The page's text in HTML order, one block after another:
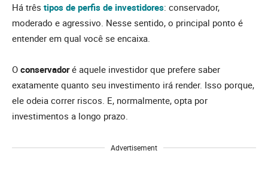
Há três tipos de perfis de investidores: conservador,
moderado e agressivo. Nesse sentido, o principal ponto é
entender em qual você se encaixa.
O conservadoré aquele investidor que prefere saber
exatamente quanto seu investimento irá render. Isso porque,
ele odeia correr riscos. E, normalmente, opta por
investimentos a longo prazo.
Advertisement